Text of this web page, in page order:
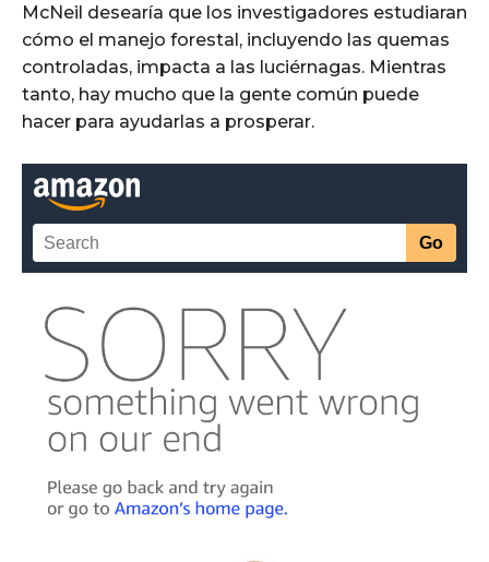
McNeil desearía que los investigadores estudiaran
cómo el manejo forestal, incluyendo las quemas
controladas, impacta a las luciérnagas. Mientras
tanto, hay mucho que la gente común puede
hacer para ayudarlas a prosperar.